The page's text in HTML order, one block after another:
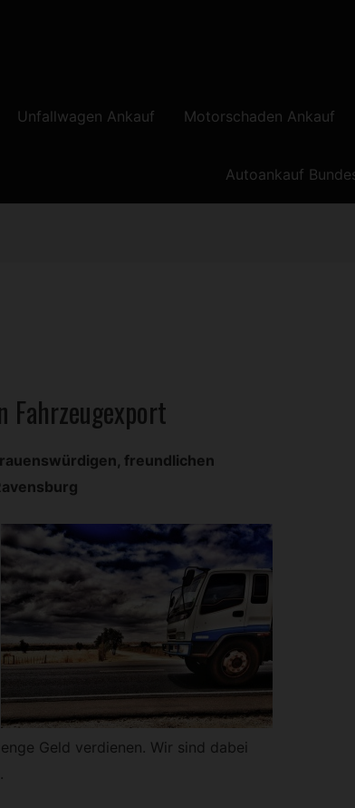
Unfallwagen Ankauf Motorschaden Ankauf
Autoankauf
Fahrzeugexport
freundlichen
Geld verdienen. Wir sind dabei